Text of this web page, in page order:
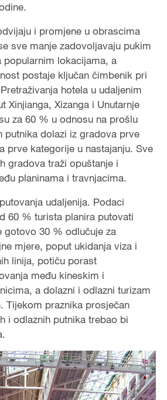
i promjene u obrascima
sve manje zadovoljavaju pukim
popularnim lokacijama, a
postaje ključan čimbenik pri
hotela u udaljenim
Xinjianga, Xizanga i Unutarnje
za 60 % u odnosu na prošlu
putnika dolazi iz gradova prve
prve kategorije u nastajanju. Sve
gradova traži opuštanje i
planinama i travnjacima.
udaljenija. Podaci
60 % turista planira putovati
gotovo 30 % odlučuje za
mjere, poput ukidanja viza i
linija, potiču porast
među kineskim i
a dolazni i odlazni turizam
Tijekom praznika prosječan
i odlaznih putnika trebao bi